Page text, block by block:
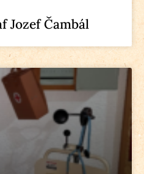
Jozef Čambál